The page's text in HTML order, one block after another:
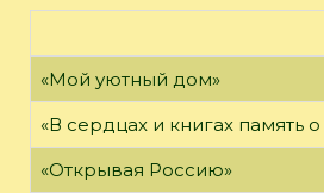
«Мой уютный дом»
«В сердцах и книгах память
«Открывая Россию»